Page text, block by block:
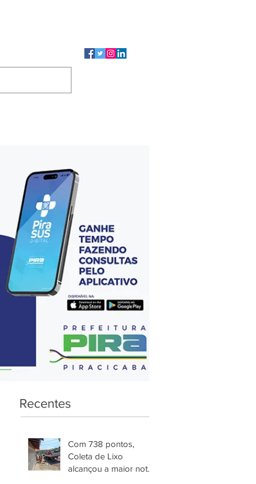
Recentes
Com 738 pontos,
Coleta de Lixo
alcançou a maior nota